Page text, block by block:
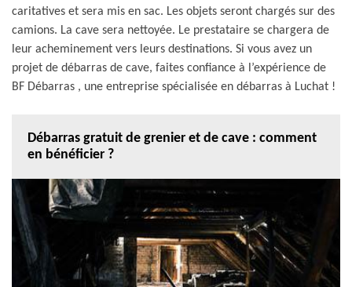
caritatives et sera mis en sac. Les objets seront chargés sur des
camions. La cave sera nettoyée. Le prestataire se chargera de
leur acheminement vers leurs destinations. Si vous avez un
projet de débarras de cave, faites confiance à l’expérience de
BF Débarras , une entreprise spécialisée en débarras à Luchat !
Débarras gratuit de grenier et de cave : comment
en bénéficier ?